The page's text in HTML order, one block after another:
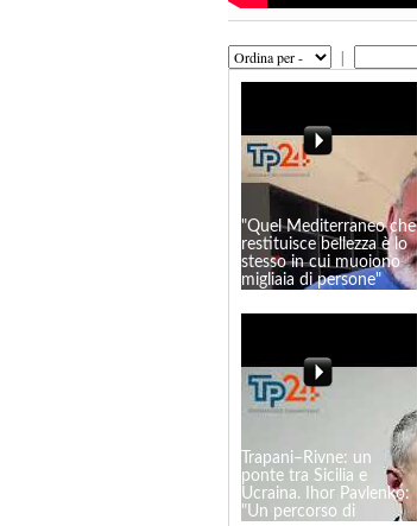
|
"Quel Mediterraneo che
restituisce bellezza è lo
stesso in cui muoiono
migliaia di persone"
Trapani–Rivne: un
ponte tra Sicilia e
Ucraina. Ihor Pavlenko:
"Un percorso di